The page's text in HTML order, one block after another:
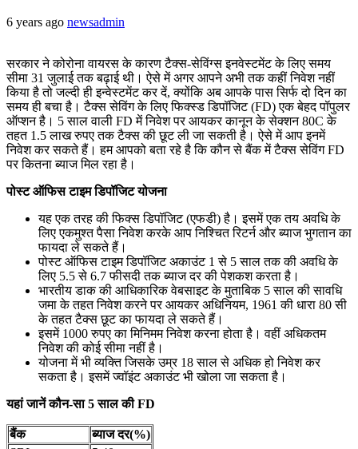
6 years ago newsadmin
सरकार ने कोरोना वायरस के कारण टैक्स-सेविंग्स इनवेस्टमेंट के लिए समय
सीमा 31 जुलाई तक बढ़ाई थी। ऐसे में अगर आपने अभी तक कहीं निवेश नहीं
किया है तो जल्दी ही इन्वेस्टमेंट कर दें, क्योंकि अब आपके पास सिर्फ दो दिन का
समय ही बचा है। टैक्स सेविंग के लिए फिक्स्ड डिपॉजिट (FD) एक बेहद पॉपुलर
ऑप्शन है। 5 साल वाली FD में निवेश पर आयकर कानून के सेक्शन 80C के
तहत 1.5 लाख रुपए तक टैक्स की छूट ली जा सकती है। ऐसे में आप इनमें
निवेश कर सकते हैं। हम आपको बता रहे है कि कौन से बैंक में टैक्स सेविंग FD
पर कितना ब्याज मिल रहा है।
पोस्ट ऑफिस टाइम डिपॉजिट योजना
यह एक तरह की फिक्स डिपॉजिट (एफडी) है। इसमें एक तय अवधि के
लिए एकमुश्त पैसा निवेश करके आप निश्चित रिटर्न और ब्याज भुगतान का
फायदा ले सकते हैं।
पोस्ट ऑफिस टाइम डिपॉजिट अकाउंट 1 से 5 साल तक की अवधि के
लिए 5.5 से 6.7 फीसदी तक ब्याज दर की पेशकश करता है।
भारतीय डाक की आधिकारिक वेबसाइट के मुताबिक 5 साल की सावधि
जमा के तहत निवेश करने पर आयकर अधिनियम, 1961 की धारा 80 सी
के तहत टैक्स छूट का फायदा ले सकते हैं।
इसमें 1000 रुपए का मिनिमम निवेश करना होता है। वहीं अधिकतम
निवेश की कोई सीमा नहीं है।
योजना में भी व्यक्ति जिसके उम्र 18 साल से अधिक हो निवेश कर
सकता है। इसमें ज्वॉइंट अकाउंट भी खोला जा सकता है।
यहां जानें कौन-सा 5 साल की FD
बैंक
ब्याज दर(%)